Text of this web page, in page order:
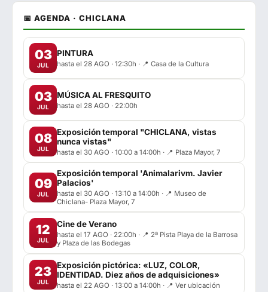
📅 AGENDA · CHICLANA
03
JUL
PINTURA
hasta el 28 AGO · 12:30h · 📍 Casa de la Cultura
03
JUL
MÚSICA AL FRESQUITO
hasta el 28 AGO · 22:00h
08
JUL
Exposición temporal "CHICLANA, vistas
nunca vistas"
hasta el 30 AGO · 10:00 a 14:00h · 📍 Plaza Mayor, 7
09
JUL
Exposición temporal 'Animalarivm. Javier
Palacios'
hasta el 30 AGO · 13:10 a 14:00h · 📍 Museo de
Chiclana- Plaza Mayor, 7
12
JUL
Cine de Verano
hasta el 17 AGO · 22:00h · 📍 2ª Pista Playa de la Barrosa
y Plaza de las Bodegas
23
JUL
Exposición pictórica: «LUZ, COLOR,
IDENTIDAD. Diez años de adquisiciones»
hasta el 22 AGO · 13:00 a 14:00h · 📍 Ver ubicación